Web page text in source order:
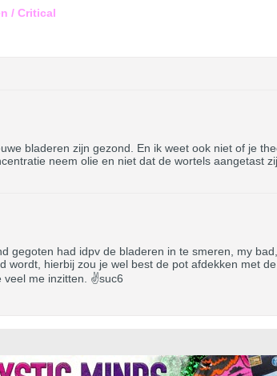
/ Critical
bladeren zijn gezond. En ik weet ook niet of je
neem olie en niet dat de wortels aangetast
gegoten had idpv de bladeren in te smeren, my
hierbij zou je wel best de pot afdekken met de
veel me inzitten. ✌️suc6